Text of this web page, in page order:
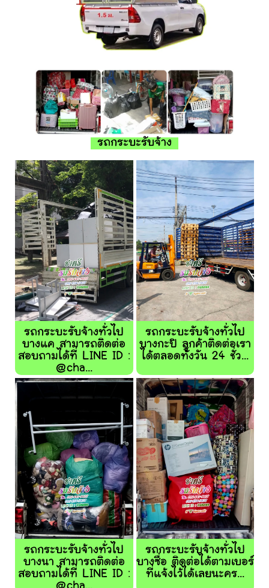
รถกระบะรับจ้าง
รถกระบะรับจ้างทั่วไป
บางแค สามารถติดต่อ
สอบถามได้ที่ LINE ID :
@cha...
รถกระบะรับจ้างทั่วไป
บางกะปิ ลูกค้าติดต่อเรา
ได้ตลอดทั้งวัน 24 ชั่ว...
รถกระบะรับจ้างทั่วไป
บางนา สามารถติดต่อ
สอบถามได้ที่ LINE ID :
รถกระบะรับจ้างทั่วไป
บางซื่อ ติดต่อได้ตามเบอร์
ที่แจ้งไว้ได้เลยนะคร...